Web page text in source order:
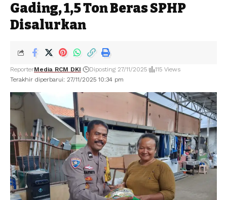
Gading, 1,5 Ton Beras SPHP
Disalurkan
Terakhir diperbarui: 27/11/2025 10:34 pm
ReporterMedia RCM DKI Diposting 27/11/2025 115 Views